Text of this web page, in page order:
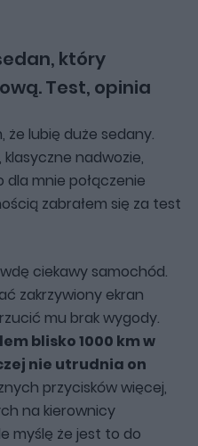
który
Test, opinia
że lubię duże sedany.
nadwozie,
mnie połączenie
zabrałem się za test
ciekawy samochód.
zakrzywiony ekran
mu brak wygody.
blisko 1000 km w
nie utrudnia on
przycisków więcej,
na kierownicy
myślę że jest to do